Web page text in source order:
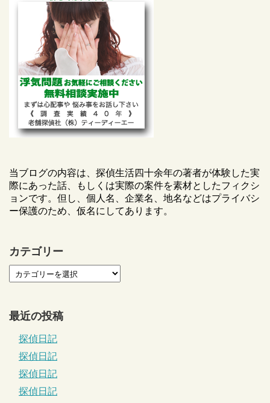
当ブログの内容は、探偵生活四十余年の著者が体験した実
際にあった話、もしくは実際の案件を素材としたフィクシ
ョンです。但し、個人名、企業名、地名などはプライバシ
ー保護のため、仮名にしてあります。
カテゴリー
最近の投稿
探偵日記
探偵日記
探偵日記
探偵日記